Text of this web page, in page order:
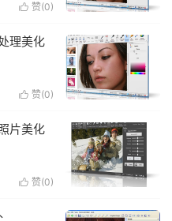
 赞(0)
理美化
 赞(0)
片美化
 赞(0)